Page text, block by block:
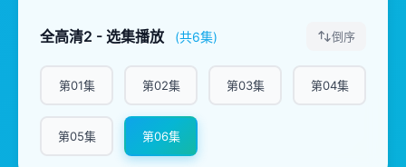
全高清2 - 选集播放 (共6集) 倒序
第01集 第02集 第03集 第04集
第05集 第06集